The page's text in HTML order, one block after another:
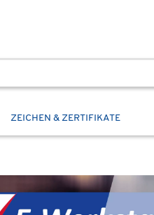
ZEICHEN & ZERTIFIKATE